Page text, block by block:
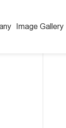
Image Gallery